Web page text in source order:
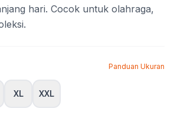
hari. Cocok untuk olahraga,
Panduan Ukuran
XL XXL